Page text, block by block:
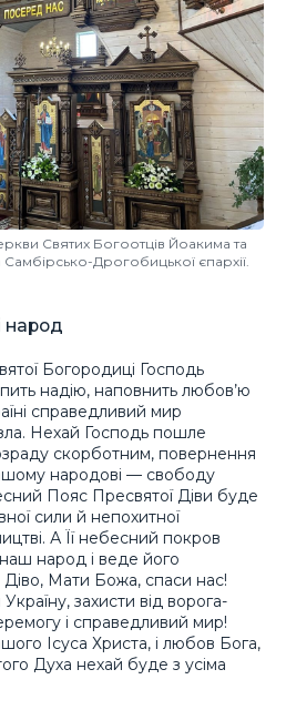
Святих Богоотців Йоакима та
Дрогобицької єпархії.
народ
Богородиці Господь
надію, наповнить любов’ю
справедливий мир
Нехай Господь пошле
скорботним, повернення
народові — свободу
Пояс Пресвятої Діви буде
сили й непохитної
А Її небесний покров
народ і веде його
Мати Божа, спаси нас!
захисти від ворога-
і справедливий мир!
Ісуса Христа, і любов Бога,
Духа нехай буде з усіма